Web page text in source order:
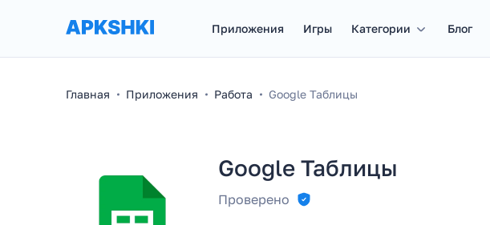
Приложения Игры Категории Блог
Главная Приложения Работа Google Таблицы
Google Таблицы
Проверено